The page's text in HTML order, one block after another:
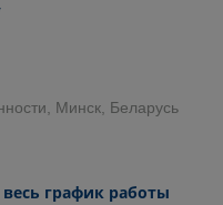
Минск, Беларусь
весь график работы